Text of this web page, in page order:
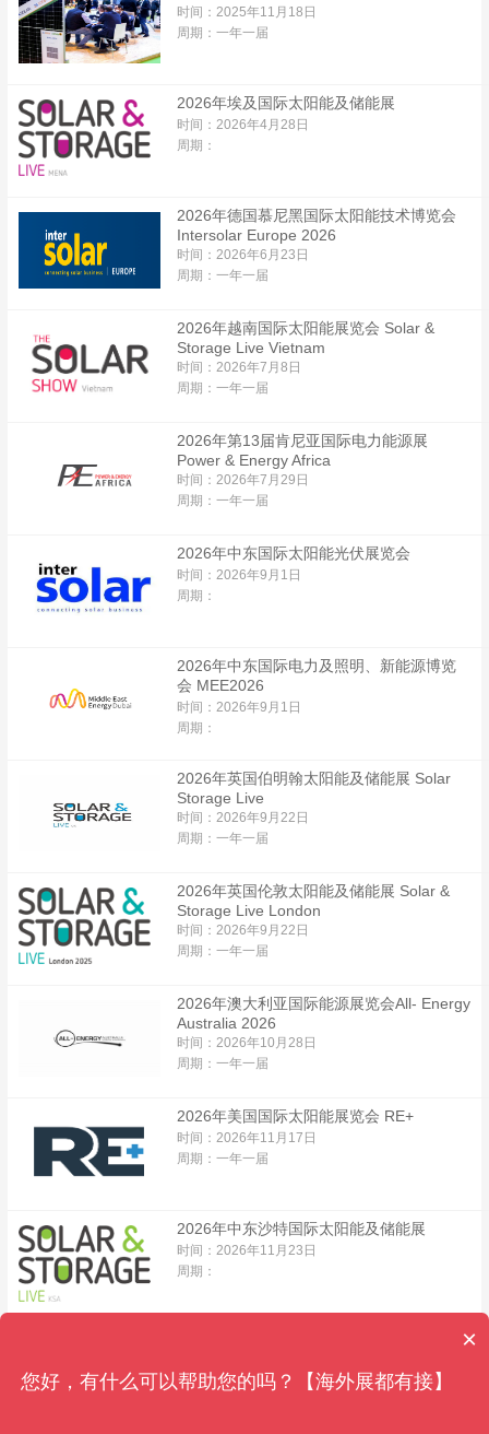
时间：2025年11月18日
周期：一年一届
2026年埃及国际太阳能及储能展
时间：2026年4月28日
周期：
2026年德国慕尼黑国际太阳能技术博览会
Intersolar Europe 2026
时间：2026年6月23日
周期：一年一届
2026年越南国际太阳能展览会 Solar &
Storage Live Vietnam
时间：2026年7月8日
周期：一年一届
2026年第13届肯尼亚国际电力能源展
Power & Energy Africa
时间：2026年7月29日
周期：一年一届
2026年中东国际太阳能光伏展览会
时间：2026年9月1日
周期：
2026年中东国际电力及照明、新能源博览
会 MEE2026
时间：2026年9月1日
周期：
2026年英国伯明翰太阳能及储能展 Solar
Storage Live
时间：2026年9月22日
周期：一年一届
2026年英国伦敦太阳能及储能展 Solar &
Storage Live London
时间：2026年9月22日
周期：一年一届
2026年澳大利亚国际能源展览会All- Energy
Australia 2026
时间：2026年10月28日
周期：一年一届
2026年美国国际太阳能展览会 RE+
时间：2026年11月17日
周期：一年一届
2026年中东沙特国际太阳能及储能展
时间：2026年11月23日
周期：
周期：一年一届
×
您好，有什么可以帮助您的吗？【海外展都有接】